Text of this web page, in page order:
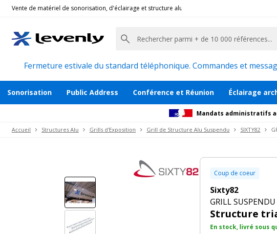
Vente de matériel de sonorisation, d'éclairage et structure alu pour l'évènementiel et la
Fermeture estivale du standard téléphonique. Commandes et
Sonorisation Public Address Conférence et Réunion Éclairage
Mandats administratifs
Accueil Structures Alu Grills d'Exposition Grill de Structure Alu Suspendu SIXTY82
Coup de coeur
Sixty82
GRILL
Structure
En stock, livré sous